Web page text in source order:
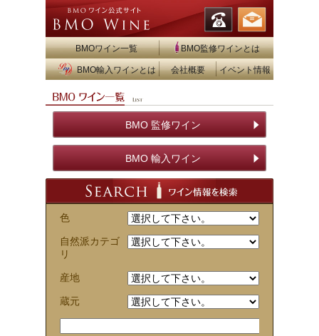
BMOワイン一覧 BMO監修ワインとは
BMO輸入ワインとは 会社概要 イベント情報
BMO 監修ワイン
BMO 輸入ワイン
色
自然派カテゴ
リ
産地
蔵元